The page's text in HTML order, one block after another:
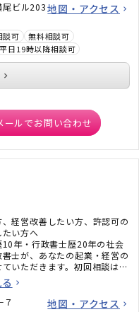
ビル203地図・アクセス
談可
無料相談可
平日19時以降相談可
ールでお問い合わせ
、経営改善したい方、許認可の
い方へ
年・行政書士歴20年の社会
士が、あなたの起業・経営の
いただきます。初回相談は無
はお気軽にお問い合わせくだ
得できるまで、じっくりとお
７ 地図・アクセス